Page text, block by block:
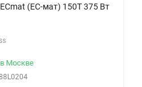
(EC-мат) 150T 375 Вт
Москве